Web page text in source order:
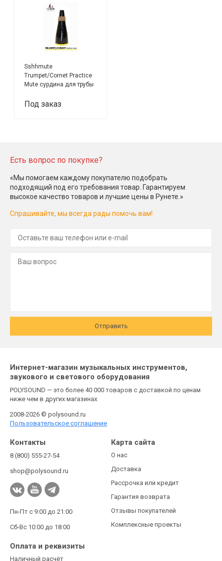
Sshhmute
Trumpet/Cornet Practice
Mute cурдина для трубы
занятий
Под заказ
Есть вопрос по покупке?
«Мы помогаем каждому покупателю подобрать
подходящий под его требования товар. Гарантируем
высокое качество товаров и лучшие цены в Рунете.»
Спрашивайте, мы всегда рады помочь вам!
Отправить
Интернет-магазин музыкальных инструментов,
звукового и светового оборудования
POLYSOUND — это более 40 000 товаров с доставкой по ценам
ниже чем в других магазинах
2008-2026 © polysound.ru
Пользовательское соглашение
Контакты
8 (800) 555-27-54
shop@polysound.ru
Пн-Пт с 9:00 до 21:00
Сб-Вс 10:00 до 18:00
Карта сайта
О нас
Доставка
Рассрочка или кредит
Гарантия возврата
Отзывы покупателей
Комплексные проекты
Оплата и реквизиты
Наличный расчёт